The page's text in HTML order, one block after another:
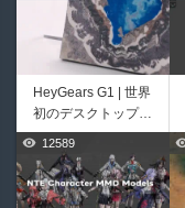
HeyGears G1 | 世界
初のデスクトップ型
フルカラー3D＆UV
統合型プリンターが
登場！
729
12589